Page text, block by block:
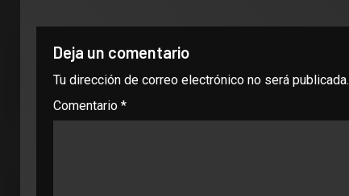
Deja un comentario
Tu dirección de correo electrónico no será publicada.
Comentario *